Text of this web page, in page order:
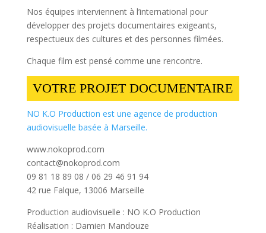
Nos équipes interviennent à l’international pour
développer des projets documentaires exigeants,
respectueux des cultures et des personnes filmées.
Chaque film est pensé comme une rencontre.
VOTRE PROJET DOCUMENTAIRE
NO K.O Production est une agence de production
audiovisuelle basée à Marseille.
www.nokoprod.com
contact@nokoprod.com
09 81 18 89 08 / 06 29 46 91 94
42 rue Falque, 13006 Marseille
Production audiovisuelle : NO K.O Production
Réalisation : Damien Mandouze